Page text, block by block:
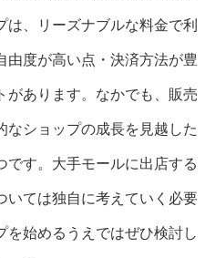
、リーズナブルな料金で利
由度が高い点・決済方法が豊
があります。なかでも、販売
なショップの成長を見越した
です。大手モールに出店する
いては独自に考えていく必要
を始めるうえではぜひ検討し